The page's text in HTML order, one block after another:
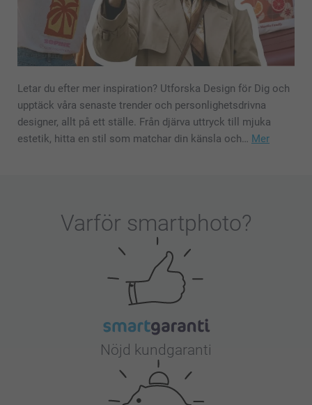
Letar du efter mer inspiration? Utforska Design för Dig och
upptäck våra senaste trender och personlighetsdrivna
designer, allt på ett ställe. Från djärva uttryck till mjuka
estetik, hitta en stil som matchar din känsla och… Mer
Varför smartphoto?
Nöjd kundgaranti